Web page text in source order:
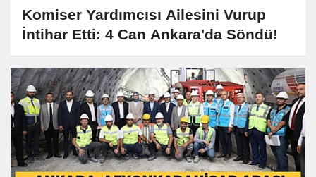
Komiser Yardımcısı Ailesini Vurup
İntihar Etti: 4 Can Ankara'da Söndü!